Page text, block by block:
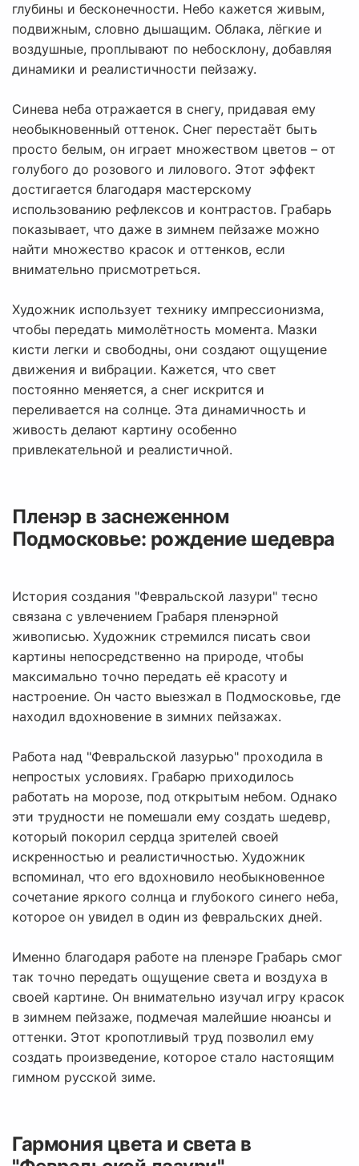
глубины и бесконечности. Небо кажется живым,
подвижным, словно дышащим. Облака, лёгкие и
воздушные, проплывают по небосклону, добавляя
динамики и реалистичности пейзажу.
Синева неба отражается в снегу, придавая ему
необыкновенный оттенок. Снег перестаёт быть
просто белым, он играет множеством цветов – от
голубого до розового и лилового. Этот эффект
достигается благодаря мастерскому
использованию рефлексов и контрастов. Грабарь
показывает, что даже в зимнем пейзаже можно
найти множество красок и оттенков, если
внимательно присмотреться.
Художник использует технику импрессионизма,
чтобы передать мимолётность момента. Мазки
кисти легки и свободны, они создают ощущение
движения и вибрации. Кажется, что свет
постоянно меняется, а снег искрится и
переливается на солнце. Эта динамичность и
живость делают картину особенно
привлекательной и реалистичной.
Пленэр в заснеженном
Подмосковье: рождение шедевра
История создания "Февральской лазури" тесно
связана с увлечением Грабаря пленэрной
живописью. Художник стремился писать свои
картины непосредственно на природе, чтобы
максимально точно передать её красоту и
настроение. Он часто выезжал в Подмосковье, где
находил вдохновение в зимних пейзажах.
Работа над "Февральской лазурью" проходила в
непростых условиях. Грабарю приходилось
работать на морозе, под открытым небом. Однако
эти трудности не помешали ему создать шедевр,
который покорил сердца зрителей своей
искренностью и реалистичностью. Художник
вспоминал, что его вдохновило необыкновенное
сочетание яркого солнца и глубокого синего неба,
которое он увидел в один из февральских дней.
Именно благодаря работе на пленэре Грабарь смог
так точно передать ощущение света и воздуха в
своей картине. Он внимательно изучал игру красок
в зимнем пейзаже, подмечая малейшие нюансы и
оттенки. Этот кропотливый труд позволил ему
создать произведение, которое стало настоящим
гимном русской зиме.
Гармония цвета и света в